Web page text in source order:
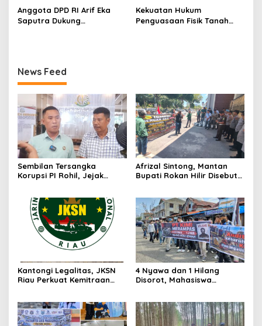
Bengkalis
Anggota DPD RI Arif Eka
Saputra Dukung
Kekuatan Hukum
Penguasaan Fisik Tanah
News Feed
Sembilan Tersangka
Korupsi PI Rohil, Jejak
Afrizal Sintong, Mantan
Bupati Rokan Hilir Disebut
Desak Usut Dividen Rp331,7
Miliar
Kantongi Legalitas, JKSN
Riau Perkuat Kemitraan
4 Nyawa dan 1 Hilang
Disorot, Mahasiswa